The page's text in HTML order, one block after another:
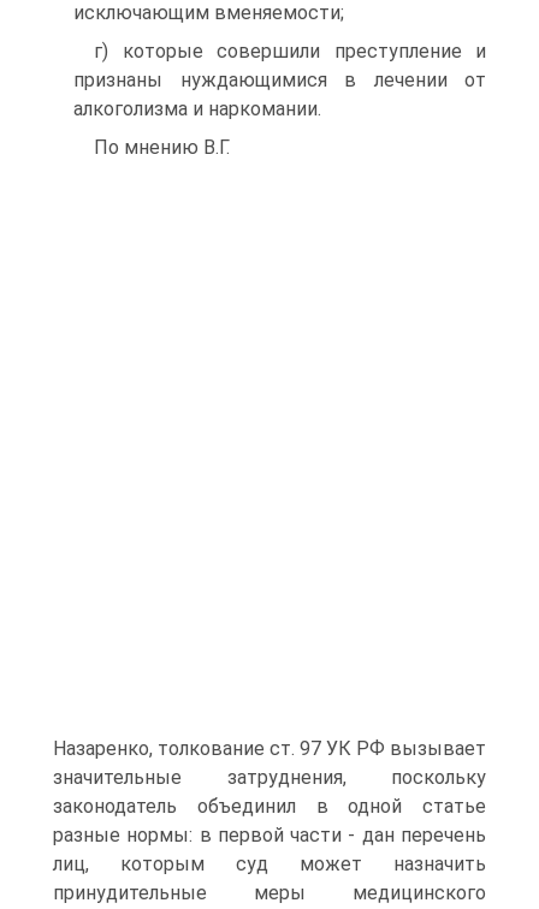
исключающим вменяемости;
г) которые совершили преступление и
признаны нуждающимися в лечении от
алкоголизма и наркомании.
По мнению В.Г.
Назаренко, толкование ст. 97 УК РФ вызывает
значительные затруднения, поскольку
законодатель объединил в одной статье
разные нормы: в первой части - дан перечень
лиц, которым суд может назначить
принудительные меры медицинского